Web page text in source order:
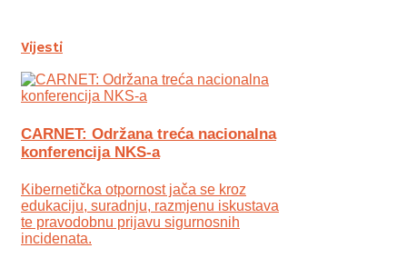
Vijesti
CARNET: Održana treća nacionalna
konferencija NKS-a
Kibernetička otpornost jača se kroz
edukaciju, suradnju, razmjenu iskustava
te pravodobnu prijavu sigurnosnih
incidenata.